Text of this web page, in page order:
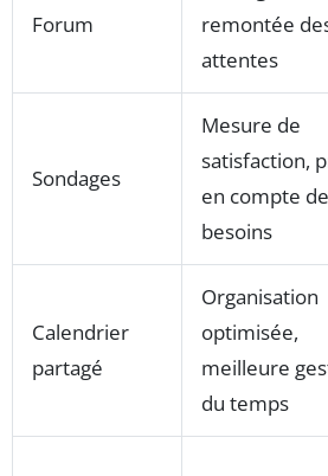
Forum
remontée
attentes
Sondages
Mesure de
satisfaction,
en compte
besoins
Calendrier
partagé
Organisation
optimisée,
meilleure
du temps